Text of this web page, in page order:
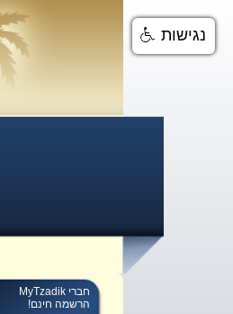
חברי MyTzadik
הרשמה חינם!
נגישות